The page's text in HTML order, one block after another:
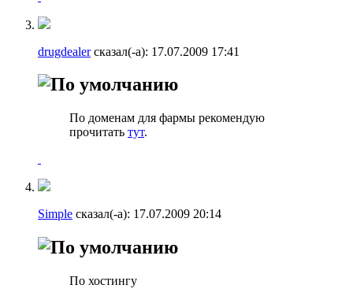
drugdealerсказал(-а): 17.07.2009 17:41
По доменам для фармы рекомендую
прочитать тут.
Simple сказал(-а): 17.07.2009 20:14
По хостингу